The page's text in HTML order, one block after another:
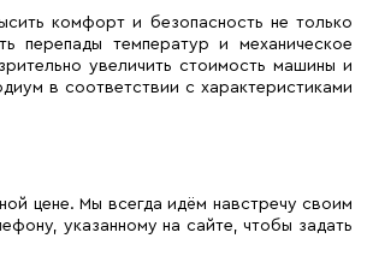
комфорт и безопасность не только
перепады температур и механическое
увеличить стоимость машины и
в соответствии с характеристиками
цене. Мы всегда идём навстречу своим
указанному на сайте, чтобы задать